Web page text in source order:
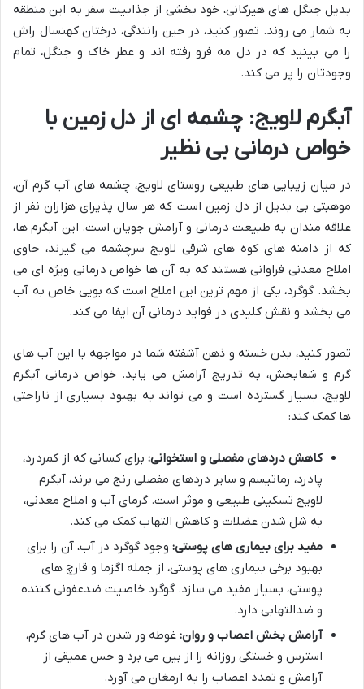
بدیل جنگل های هیرکانی، خود بخشی از جذابیت سفر به این منطقه
به شمار می روند. تصور کنید، در حین رانندگی، درختان کهنسال راش
را می بینید که در دل مه فرو رفته اند و عطر خاک و جنگل، تمام
وجودتان را پر می کند.
آبگرم لاویج: چشمه ای از دل زمین با
خواص درمانی بی نظیر
در میان زیبایی های طبیعی روستای لاویج، چشمه های آب گرم آن،
موهبتی بی بدیل از دل زمین است که هر سال پذیرای هزاران نفر از
علاقه مندان به طبیعت درمانی و آرامش جویان است. این آبگرم ها،
که از دامنه های کوه های شرقی لاویج سرچشمه می گیرند، حاوی
املاح معدنی فراوانی هستند که به آن ها خواص درمانی ویژه ای می
بخشد. گوگرد، یکی از مهم ترین این املاح است که بویی خاص به آب
می بخشد و نقش کلیدی در فواید درمانی آن ایفا می کند.
تصور کنید، بدن خسته و ذهن آشفته شما در مواجهه با این آب های
گرم و شفابخش، به تدریج آرامش می یابد. خواص درمانی آبگرم
لاویج، بسیار گسترده است و می تواند به بهبود بسیاری از ناراحتی
ها کمک کند:
کاهش دردهای مفصلی و استخوانی: برای کسانی که از کمردرد،
پادرد، رماتیسم و سایر دردهای مفصلی رنج می برند، آبگرم
لاویج تسکینی طبیعی و موثر است. گرمای آب و املاح معدنی،
به شل شدن عضلات و کاهش التهاب کمک می کند.
مفید برای بیماری های پوستی: وجود گوگرد در آب، آن را برای
بهبود برخی بیماری های پوستی، از جمله اگزما و قارچ های
پوستی، بسیار مفید می سازد. گوگرد خاصیت ضدعفونی کننده
و ضدالتهابی دارد.
آرامش بخش اعصاب و روان: غوطه ور شدن در آب های گرم،
استرس و خستگی روزانه را از بین می برد و حس عمیقی از
آرامش و تمدد اعصاب را به ارمغان می آورد.